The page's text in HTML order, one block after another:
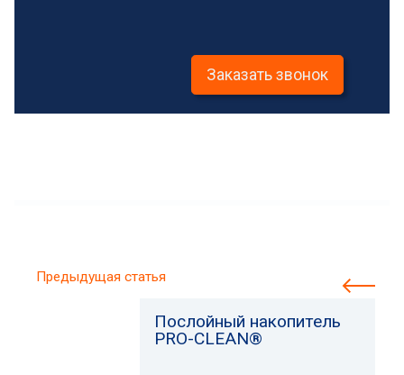
Заказать звонок
Предыдущая статья
Послойный накопитель
PRO-CLEAN®